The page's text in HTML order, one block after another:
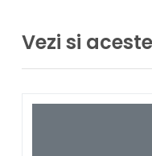
Vezi si